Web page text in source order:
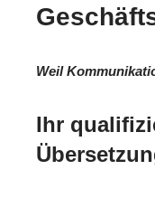
Weil
Ihr